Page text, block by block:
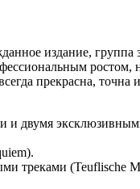
издание, группа
прекрасна,
двумя
треками (Teuflische